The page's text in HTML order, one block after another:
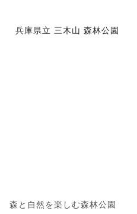
兵庫県立 三木山 森林公園
森と自然を楽しむ森林公園